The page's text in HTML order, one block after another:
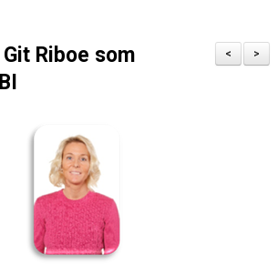
>
<
Riboe som